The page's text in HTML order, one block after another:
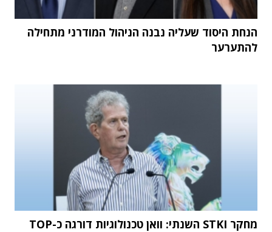
הנחת היסוד שעליה נבנה הניהול המודרני מתחילה
להתערער
מחקר STKI השנתי: וואן טכנולוגיות דורגה כ-TOP